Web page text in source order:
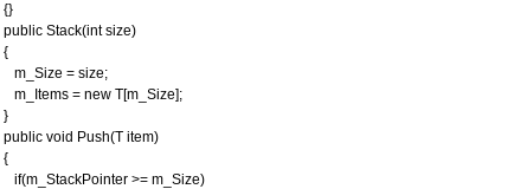
{}
public Stack(int size)
{
m_Size = size;
m_Items = new T[m_Size];
}
public void Push(T item)
{
if(m_StackPointer >= m_Size)